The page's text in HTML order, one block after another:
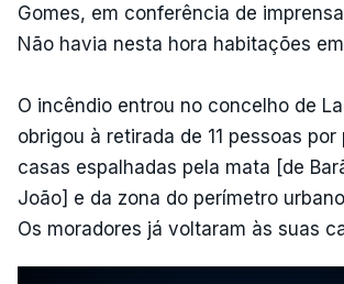
Gomes, em conferência de
Não havia nesta hora habitações
O incêndio entrou no concelho de
obrigou à retirada de 11 pessoas
casas espalhadas pela mata [de
João] e da zona do perímetro
Os moradores já voltaram às suas